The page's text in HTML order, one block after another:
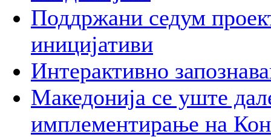
Поддржани седум
иницијативи
Интерактивно
Македонија се уште
имплементирање на